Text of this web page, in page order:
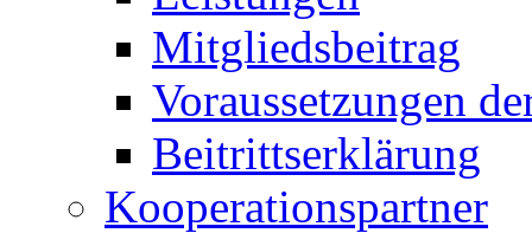
Mitgliedsbeitrag
Voraussetzungen
Beitrittserklärung
Kooperationspartner